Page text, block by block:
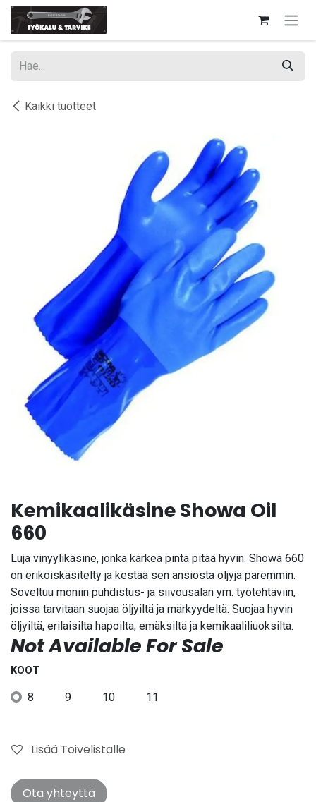
Siirry sisältöön
Kaikki tuotteet
Kemikaalikäsine Showa Oil
660
Luja vinyylikäsine, jonka karkea pinta pitää hyvin. Showa 660
on erikoiskäsitelty ja kestää sen ansiosta öljyjä paremmin.
Soveltuu moniin puhdistus- ja siivousalan ym. työtehtäviin,
joissa tarvitaan suojaa öljyiltä ja märkyydeltä. Suojaa hyvin
öljyiltä, erilaisilta hapoilta, emäksiltä ja kemikaaliliuoksilta.
Not Available For Sale
KOOT
8 9 10 11
Lisää Toivelistalle
Ota yhteyttä